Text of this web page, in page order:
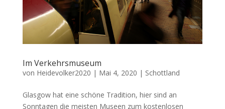
Im Verkehrsmuseum
von Heidevolker2020 | Mai 4, 2020 | Schottland
Glasgow hat eine schöne Tradition, hier sind an
Sonntagen die meisten Museen zum kostenlosen